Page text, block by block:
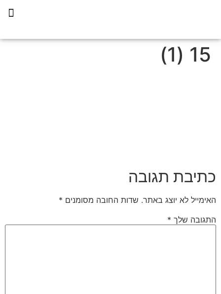
15 (1)
כתיבת תגובה
האימייל לא יוצג באתר. שדות החובה מסומנים *
התגובה שלך *